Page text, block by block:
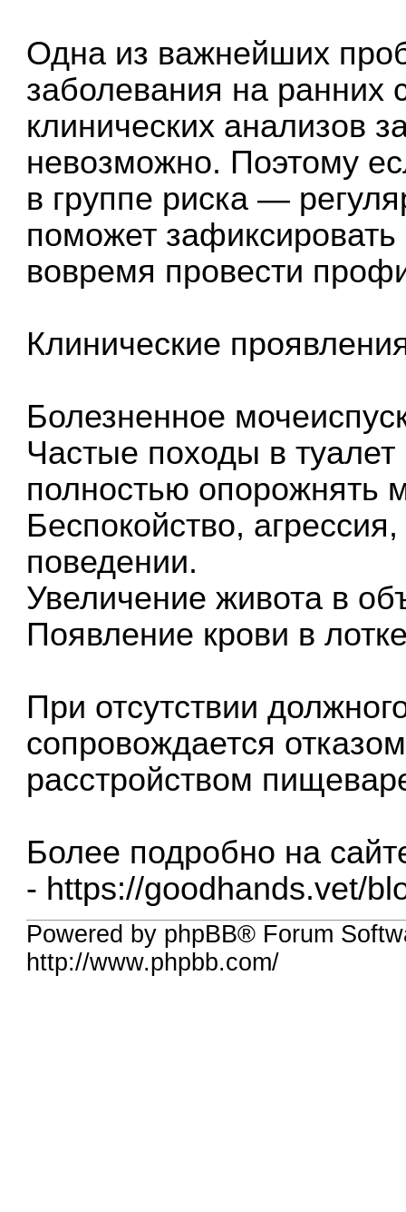
Одна из важнейших
заболевания на ранних
клинических анализов
невозможно. Поэтому
в группе риска —
поможет
вовремя провести
Клинические
Болезненное
Частые походы в
полностью опорожнять
Беспокойство,
поведении.
Увеличение живота в
Появление крови в
При отсутствии
сопровождается
расстройством
Более подробно на
- https://goodhands.vet/
Powered by phpBB® Forum
http://www.phpbb.com/